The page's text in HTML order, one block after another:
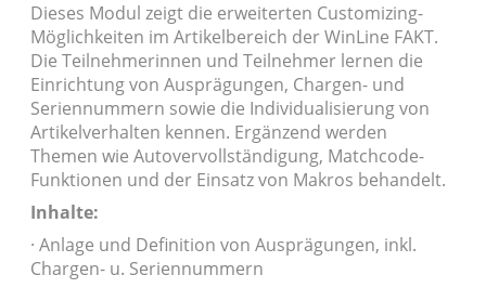
Dieses Modul zeigt die erweiterten Customizing-
Möglichkeiten im Artikelbereich der WinLine FAKT.
Die Teilnehmerinnen und Teilnehmer lernen die
Einrichtung von Ausprägungen, Chargen- und
Seriennummern sowie die Individualisierung von
Artikelverhalten kennen. Ergänzend werden
Themen wie Autovervollständigung, Matchcode-
Funktionen und der Einsatz von Makros behandelt.
Inhalte:
· Anlage und Definition von Ausprägungen, inkl.
Chargen- u. Seriennummern